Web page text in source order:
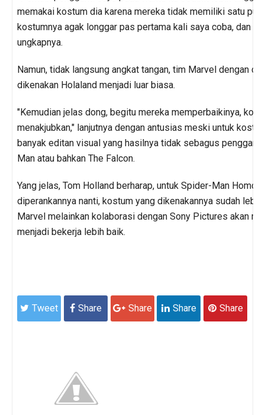
memakai kostum dia karena mereka tidak memiliki satu pun
kostumnya agak longgar pas pertama kali saya coba, dan
ungkapnya.
Namun, tidak langsung angkat tangan, tim Marvel dengan
dikenakan Holaland menjadi luar biasa.
"Kemudian jelas dong, begitu mereka memperbaikinya,
menakjubkan," lanjutnya dengan antusias meski untuk
banyak editan visual yang hasilnya tidak sebagus
Man atau bahkan The Falcon.
Yang jelas, Tom Holland berharap, untuk Spider-Man
diperankannya nanti, kostum yang dikenakannya sudah
Marvel melainkan kolaborasi dengan Sony Pictures akan
menjadi bekerja lebih baik.
Tweet Share Share Share Share